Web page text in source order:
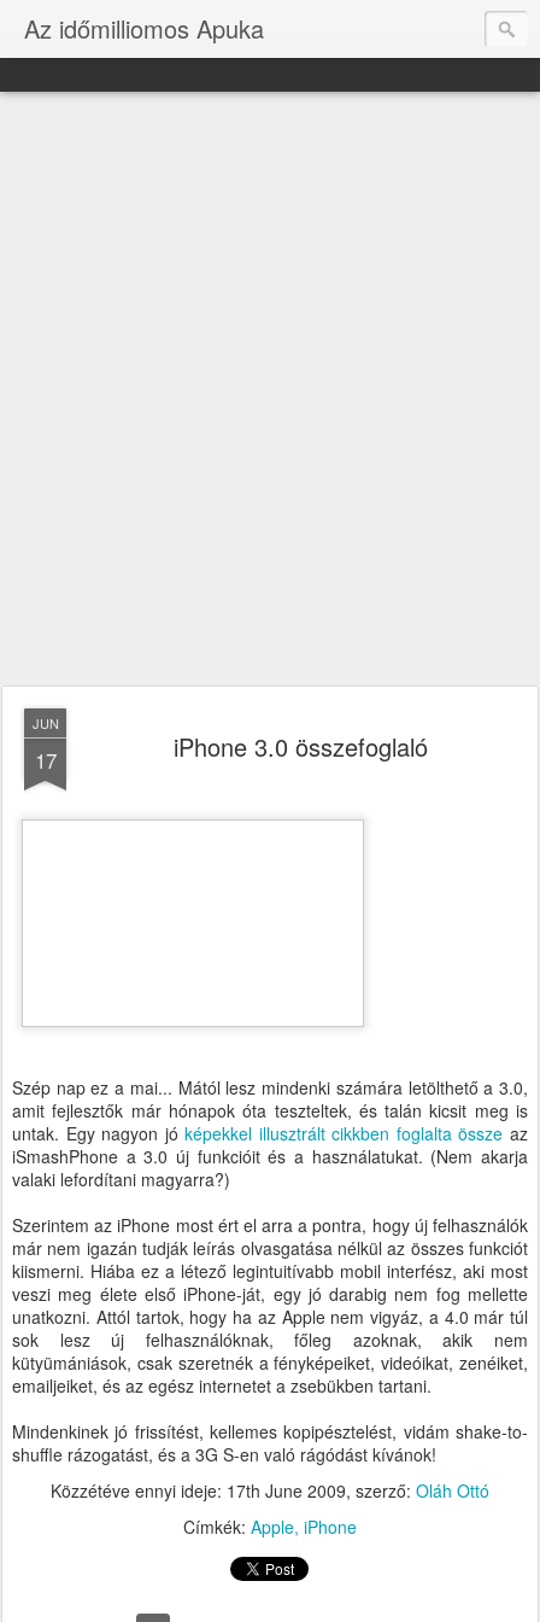
Az időmilliomos Apuka
JUN
17 iPhone 3.0 összefoglaló
Szép nap ez a mai... Mától lesz mindenki számára letölthető a 3.0,
amit fejlesztők már hónapok óta teszteltek, és talán kicsit meg is
untak. Egy nagyon jóképekkel illusztrált cikkben foglalta össze az
iSmashPhone a 3.0 új funkcióit és a használatukat. (Nem akarja
valaki lefordítani magyarra?)
Szerintem az iPhone most ért el arra a pontra, hogy új felhasználók
már nem igazán tudják leírás olvasgatása nélkül az összes funkciót
kiismerni. Hiába ez a létező legintuitívabb mobil interfész, aki most
veszi meg élete első iPhone-ját, egy jó darabig nem fog mellette
unatkozni. Attól tartok, hogy ha az Apple nem vigyáz, a 4.0 már túl
sok lesz új felhasználóknak, főleg azoknak, akik nem
kütyümániások, csak szeretnék a fényképeiket, videóikat, zenéiket,
emailjeiket, és az egész internetet a zsebükben tartani.
Mindenkinek jó frissítést, kellemes kopipésztelést, vidám shake-to-
shuffle rázogatást, és a 3G S-en való rágódást kívánok!
Közzétéve ennyi ideje: 17th June 2009, szerző: Oláh Ottó
Címkék: Apple iPhone